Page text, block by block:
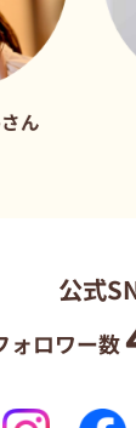
公式
ロワー数